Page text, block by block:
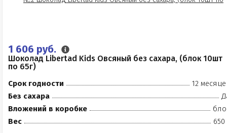
1 606 руб.
Шоколад Libertad Kids Овсяный без сахара, (блок 10шт
по 65г)
Срок годности
12
Без сахара
Вложений в коробке
Вес
650